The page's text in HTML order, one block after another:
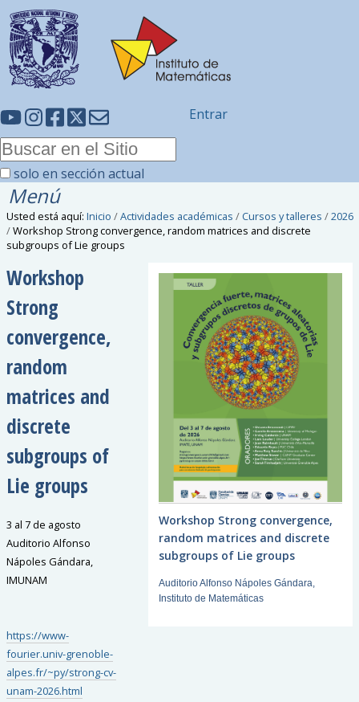
solo en sección actual
Entrar
Menú
Usted está aquí: Inicio /Actividades académicas / Cursos y talleres /2026
/Workshop Strong convergence, random matrices and discrete
subgroups of Lie groups
Workshop
Strong
convergence,
random
matrices and
discrete
subgroups of
Lie groups
3 al 7 de agosto
Auditorio Alfonso
Nápoles Gándara,
IMUNAM
https://www-
fourier.univ-grenoble-
alpes.fr/~py/strong-cv-
unam-2026.html
Workshop Strong convergence,
random matrices and discrete
subgroups of Lie groups
Auditorio Alfonso Nápoles Gándara,
Instituto de Matemáticas